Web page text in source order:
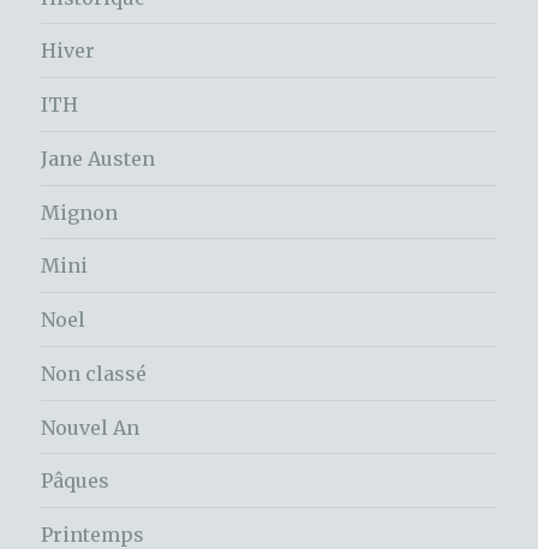
Hiver
ITH
Jane Austen
Mignon
Mini
Noel
Non classé
Nouvel An
Pâques
Printemps